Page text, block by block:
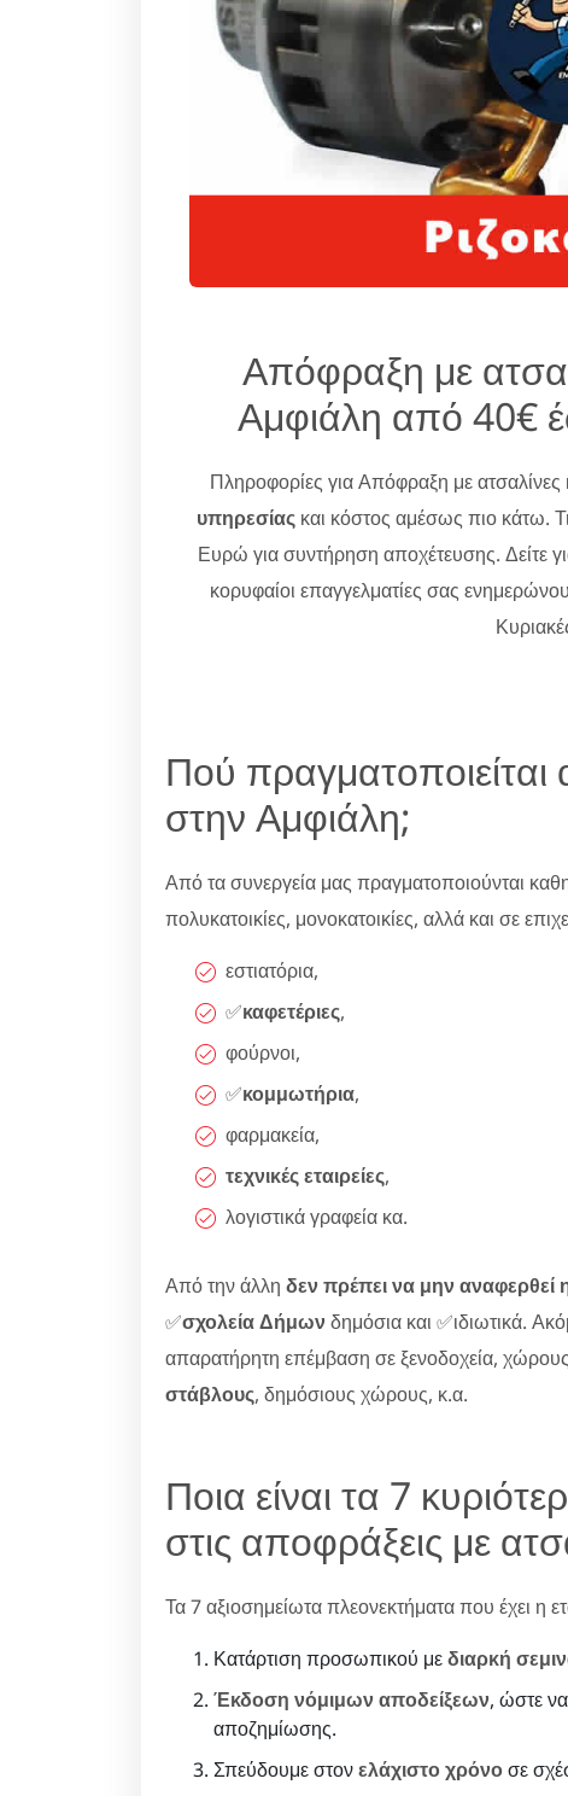
Απόφραξη με
Αμφιάλη από 40€
Πληροφορίες για Απόφραξη με ατσαλίνες
υπηρεσίας και κόστος αμέσως πιο κάτω.
Ευρώ για συντήρηση αποχέτευσης. Δείτε
κορυφαίοι επαγγελματίες σας
Πού
στην Αμφιάλη;
Από τα συνεργεία μας πραγματοποιούνται
πολυκατοικίες, μονοκατοικίες, αλλά και σε
εστιατόρια,
✅καφετέριες,
φούρνοι,
✅κομμωτήρια,
φαρμακεία,
τεχνικές εταιρείες,
λογιστικά γραφεία κα.
Από την άλλη δεν πρέπει να μην αναφερθεί
✅σχολεία Δήμωνδημόσια και ✅ιδιωτικά.
απαρατήρητη επέμβαση σε ξενοδοχεία, χώρους
στάβλους, δημόσιους χώρους, κ.α.
Ποια είναι τα 7
στις αποφράξεις με
Τα 7 αξιοσημείωτα πλεονεκτήματα που έχει η
Κατάρτιση προσωπικού μεδιαρκή
Έκδοση νόμιμων αποδείξεων, ώστε
αποζημίωσης.
Σπεύδουμε στονελάχιστο χρόνοσε